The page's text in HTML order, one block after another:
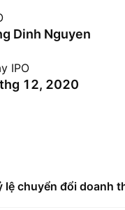
Dinh Nguyen
IPO
12, 2020
lệ chuyển đổi doanh